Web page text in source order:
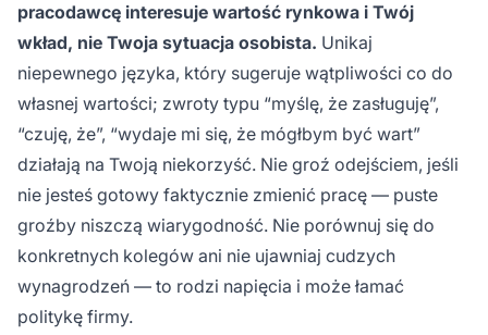
pracodawcę interesuje wartość rynkowa i Twój
wkład, nie Twoja sytuacja osobista. Unikaj
niepewnego języka, który sugeruje wątpliwości co do
własnej wartości; zwroty typu “myślę, że zasługuję”,
“czuję, że”, “wydaje mi się, że mógłbym być wart”
działają na Twoją niekorzyść. Nie groź odejściem, jeśli
nie jesteś gotowy faktycznie zmienić pracę — puste
groźby niszczą wiarygodność. Nie porównuj się do
konkretnych kolegów ani nie ujawniaj cudzych
wynagrodzeń — to rodzi napięcia i może łamać
politykę firmy.